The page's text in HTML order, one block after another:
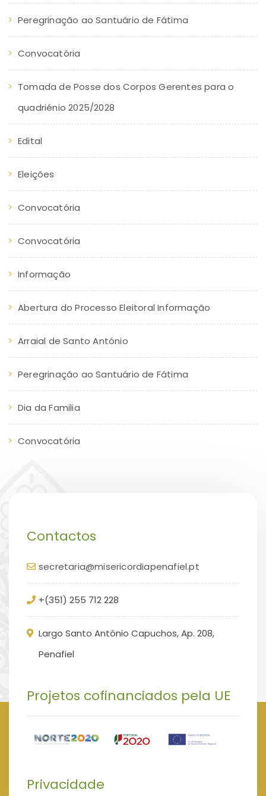
Peregrinação ao Santuário de Fátima
Convocatória
Tomada de Posse dos Corpos Gerentes para o
quadriénio 2025/2028
Edital
Eleições
Convocatória
Convocatória
Informação
Abertura do Processo Eleitoral Informação
Arraial de Santo António
Peregrinação ao Santuário de Fátima
Dia da Familia
Convocatória
Contactos
secretaria@misericordiapenafiel.pt
+(351) 255 712 228
Largo Santo António Capuchos, Ap. 208,
Penafiel
Projetos cofinanciados pela UE
Privacidade